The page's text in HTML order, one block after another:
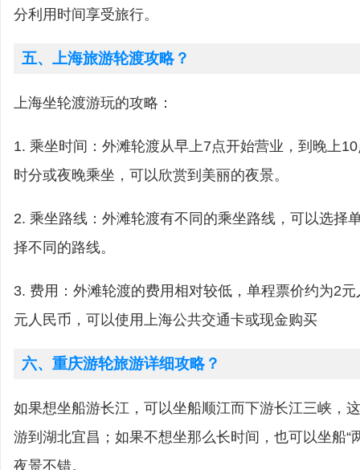
分利用时间享受旅行。
五、上海旅游轮渡攻略？
上海坐轮渡游玩的攻略：
1. 乘坐时间：外滩轮渡从早上7点开始营业，到晚上
时分或夜晚乘坐，可以欣赏到美丽的夜景。
2. 乘坐路线：外滩轮渡有不同的乘坐路线，可以选择
择不同的路线。
3. 费用：外滩轮渡的费用相对较低，单程票价约为2
元人民币，可以使用上海公共交通卡或现金购买
六、重庆游轮旅游详细攻略？
如果想坐船游长江，可以坐船顺江而下游长江三峡，
游到湖北宜昌；如果不想坐那么长时间，也可以坐船“
夜景不错。